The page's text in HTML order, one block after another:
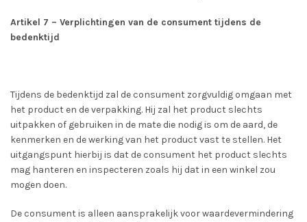
Artikel 7 – Verplichtingen van de consument tijdens de
bedenktijd
Tijdens de bedenktijd zal de consument zorgvuldig omgaan met
het product en de verpakking. Hij zal het product slechts
uitpakken of gebruiken in de mate die nodig is om de aard, de
kenmerken en de werking van het product vast te stellen. Het
uitgangspunt hierbij is dat de consument het product slechts
mag hanteren en inspecteren zoals hij dat in een winkel zou
mogen doen.
De consument is alleen aansprakelijk voor waardevermindering